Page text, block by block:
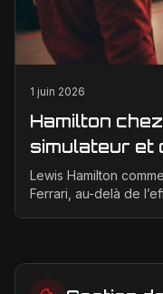
1 juin 2026
Hamilton
simulateur et
change
Lewis Hamilton
Ferrari, au-delà de